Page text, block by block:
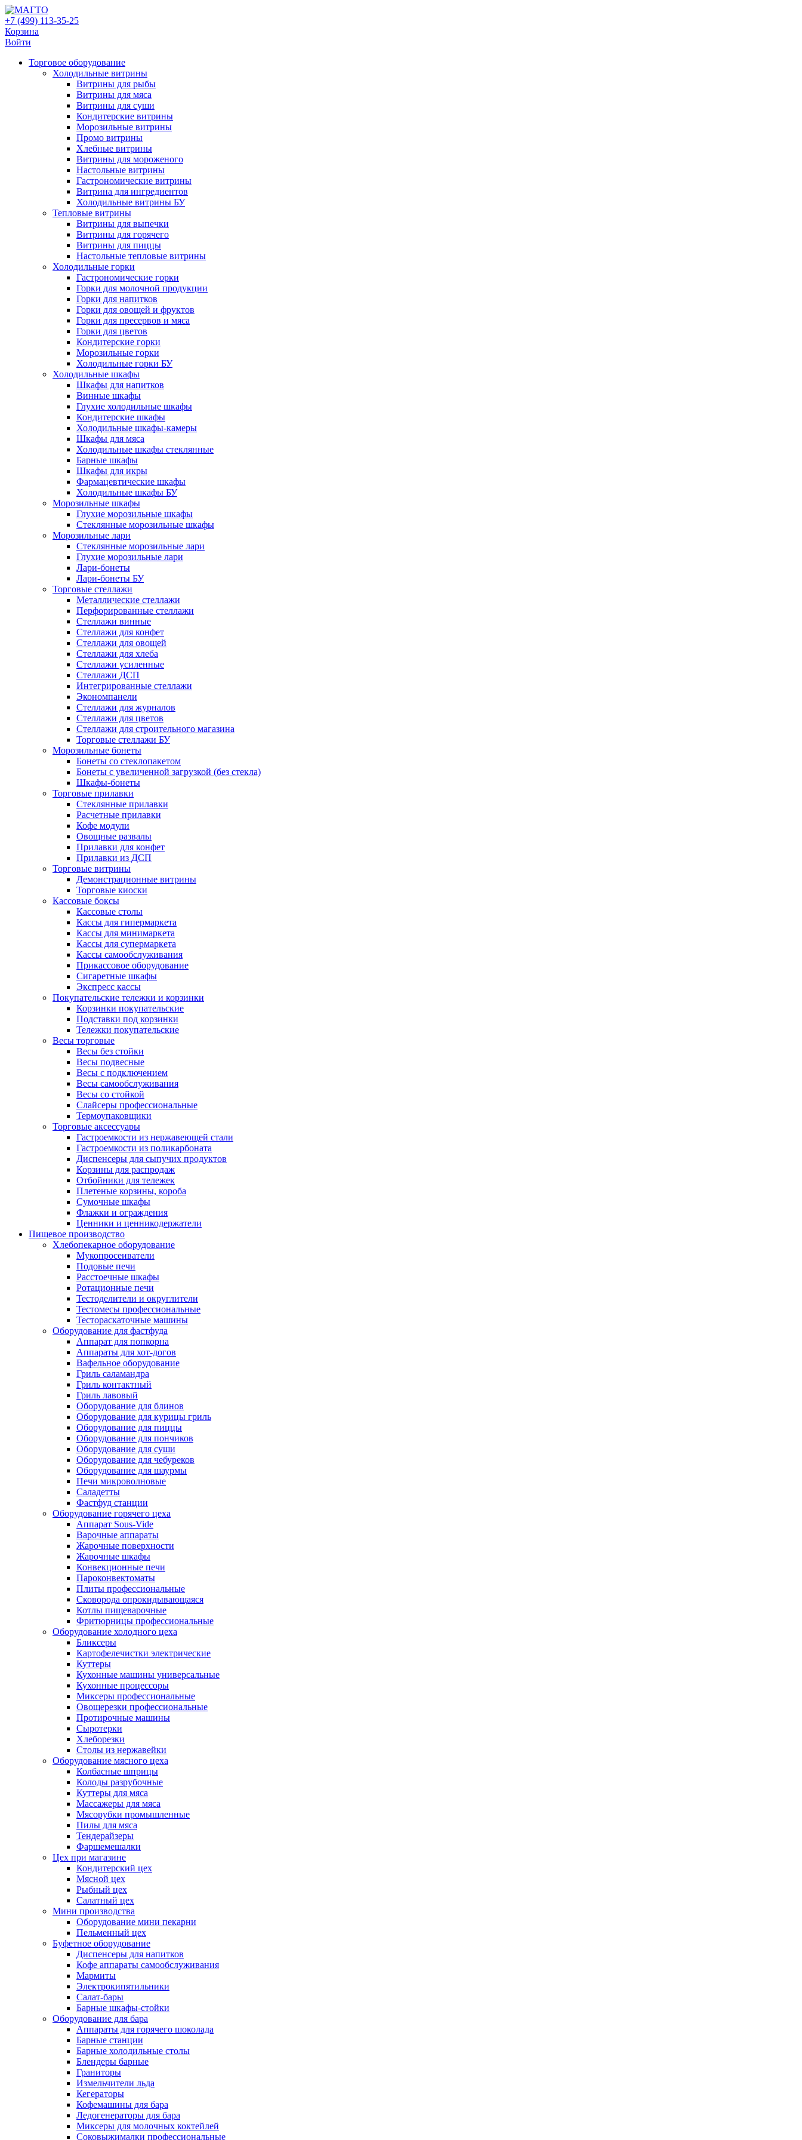
+7 (499) 113-35-25
Корзина
Войти
Свернуть/
развернуть
Торговое оборудованиe
Холодильные витрины
Витрины для рыбы
Витрины для мяса
Витрины для суши
Кондитерские витрины
Морозильные витрины
Промо витрины
Хлебные витрины
Витрины для мороженого
Настольные витрины
Гастрономические витрины
Витрина для ингредиентов
Холодильные витрины БУ
Тепловые витрины
Витрины для выпечки
Витрины для горячего
Витрины для пиццы
Настольные тепловые витрины
Холодильные горки
Гастрономические горки
Горки для молочной продукции
Горки для напитков
Горки для овощей и фруктов
Горки для пресервов и мяса
Горки для цветов
Кондитерские горки
Морозильные горки
Холодильные горки БУ
Холодильные шкафы
Шкафы для напитков
Винные шкафы
Глухие холодильные шкафы
Кондитерские шкафы
Холодильные шкафы-камеры
Шкафы для мяса
Холодильные шкафы стеклянные
Барные шкафы
Шкафы для икры
Фармацевтические шкафы
Холодильные шкафы БУ
Морозильные шкафы
Глухие морозильные шкафы
Стеклянные морозильные шкафы
Морозильные лари
Стеклянные морозильные лари
Глухие морозильные лари
Лари-бонеты
Лари-бонеты БУ
Торговые стеллажи
Металлические стеллажи
Перфорированные стеллажи
Стеллажи винные
Стеллажи для конфет
Стеллажи для овощей
Стеллажи для хлеба
Стеллажи усиленные
Стеллажи ДСП
Интегрированные стеллажи
Экономпанели
Стеллажи для журналов
Стеллажи для цветов
Стеллажи для строительного магазина
Торговые стеллажи БУ
Морозильные бонеты
Бонеты со стеклопакетом
Бонеты с увеличенной загрузкой (без стекла)
Шкафы-бонеты
Торговые прилавки
Стеклянные прилавки
Расчетные прилавки
Кофе модули
Овощные развалы
Прилавки для конфет
Прилавки из ДСП
Торговые витрины
Демонстрационные витрины
Торговые киоски
Кассовые боксы
Кассовые столы
Кассы для гипермаркета
Кассы для минимаркета
Кассы для супермаркета
Кассы самообслуживания
Прикассовое оборудование
Сигаретные шкафы
Экспресс кассы
Покупательские тележки и корзинки
Корзинки покупательские
Подставки под корзинки
Тележки покупательские
Весы торговые
Весы без стойки
Весы подвесные
Весы с подключением
Весы самообслуживания
Весы со стойкой
Слайсеры профессиональные
Термоупаковщики
Торговые аксессуары
Гастроемкости из нержавеющей стали
Гастроемкости из поликарбоната
Диспенсеры для сыпучих продуктов
Корзины для распродаж
Отбойники для тележек
Плетеные корзины, короба
Сумочные шкафы
Флажки и ограждения
Ценники и ценникодержатели
Пищевое производство
Хлебопекарное оборудование
Мукопросеиватели
Подовые печи
Расстоечные шкафы
Ротационные печи
Тестоделители и округлители
Тестомесы профессиональные
Тестораскаточные машины
Оборудование для фастфуда
Аппарат для попкорна
Аппараты для хот-догов
Вафельное оборудование
Гриль саламандра
Гриль контактный
Гриль лавовый
Оборудование для блинов
Оборудование для курицы гриль
Оборудование для пиццы
Оборудование для пончиков
Оборудование для суши
Оборудование для чебуреков
Оборудование для шаурмы
Печи микроволновые
Саладетты
Фастфуд станции
Оборудование горячего цеха
Аппарат Sous-Vide
Варочные аппараты
Жарочные поверхности
Жарочные шкафы
Конвекционные печи
Пароконвектоматы
Плиты профессиональные
Сковорода опрокидывающаяся
Котлы пищеварочные
Фритюрницы профессиональные
Оборудование холодного цеха
Бликсеры
Картофелечистки электрические
Куттеры
Кухонные машины универсальные
Кухонные процессоры
Миксеры профессиональные
Овощерезки профессиональные
Протирочные машины
Сыротерки
Хлеборезки
Столы из нержавейки
Оборудование мясного цеха
Колбасные шприцы
Колоды разрубочные
Куттеры для мяса
Массажеры для мяса
Мясорубки промышленные
Пилы для мяса
Тендерайзеры
Фаршемешалки
Цех при магазине
Кондитерский цех
Мясной цех
Рыбный цех
Салатный цех
Мини производства
Оборудование мини пекарни
Пельменный цех
Буфетное оборудование
Диспенсеры для напитков
Кофе аппараты самообслуживания
Мармиты
Электрокипятильники
Cалат-бары
Барные шкафы-стойки
Оборудование для бара
Аппараты для горячего шоколада
Барные станции
Барные холодильные столы
Блендеры барные
Граниторы
Измельчители льда
Кегераторы
Кофемашины для бара
Ледогенераторы для бара
Миксеры для молочных коктейлей
Соковыжималки профессиональные